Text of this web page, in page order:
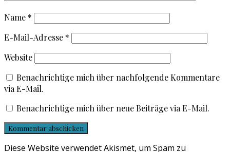
Name *
E-Mail-Adresse *
Website
Benachrichtige mich über nachfolgende Kommentare
via E-Mail.
Benachrichtige mich über neue Beiträge via E-Mail.
Diese Website verwendet Akismet, um Spam zu